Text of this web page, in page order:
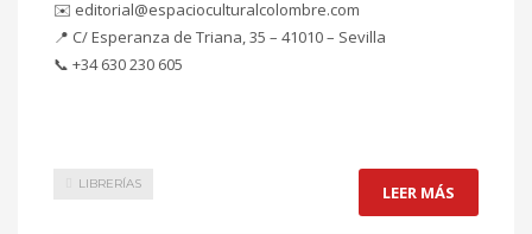
✉️ editorial@espacioculturalcolombre.com
📍 C/ Esperanza de Triana, 35 – 41010 – Sevilla
📞 +34 630 230 605
LIBRERÍAS LEER MÁS